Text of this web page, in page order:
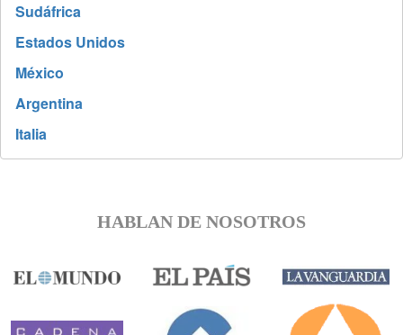
Sudáfrica
Estados Unidos
México
Argentina
Italia
HABLAN DE NOSOTROS